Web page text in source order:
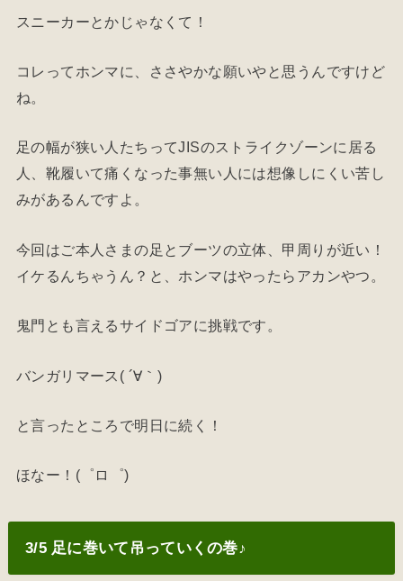
スニーカーとかじゃなくて！
コレってホンマに、ささやかな願いやと思うんですけど
ね。
足の幅が狭い人たちってJISのストライクゾーンに居る
人、靴履いて痛くなった事無い人には想像しにくい苦し
みがあるんですよ。
今回はご本人さまの足とブーツの立体、甲周りが近い！
イケるんちゃうん？と、ホンマはやったらアカンやつ。
鬼門とも言えるサイドゴアに挑戦です。
バンガリマース( ´∀｀)
と言ったところで明日に続く！
ほなー！(゜ロ゜)
3/5 足に巻いて吊っていくの巻♪